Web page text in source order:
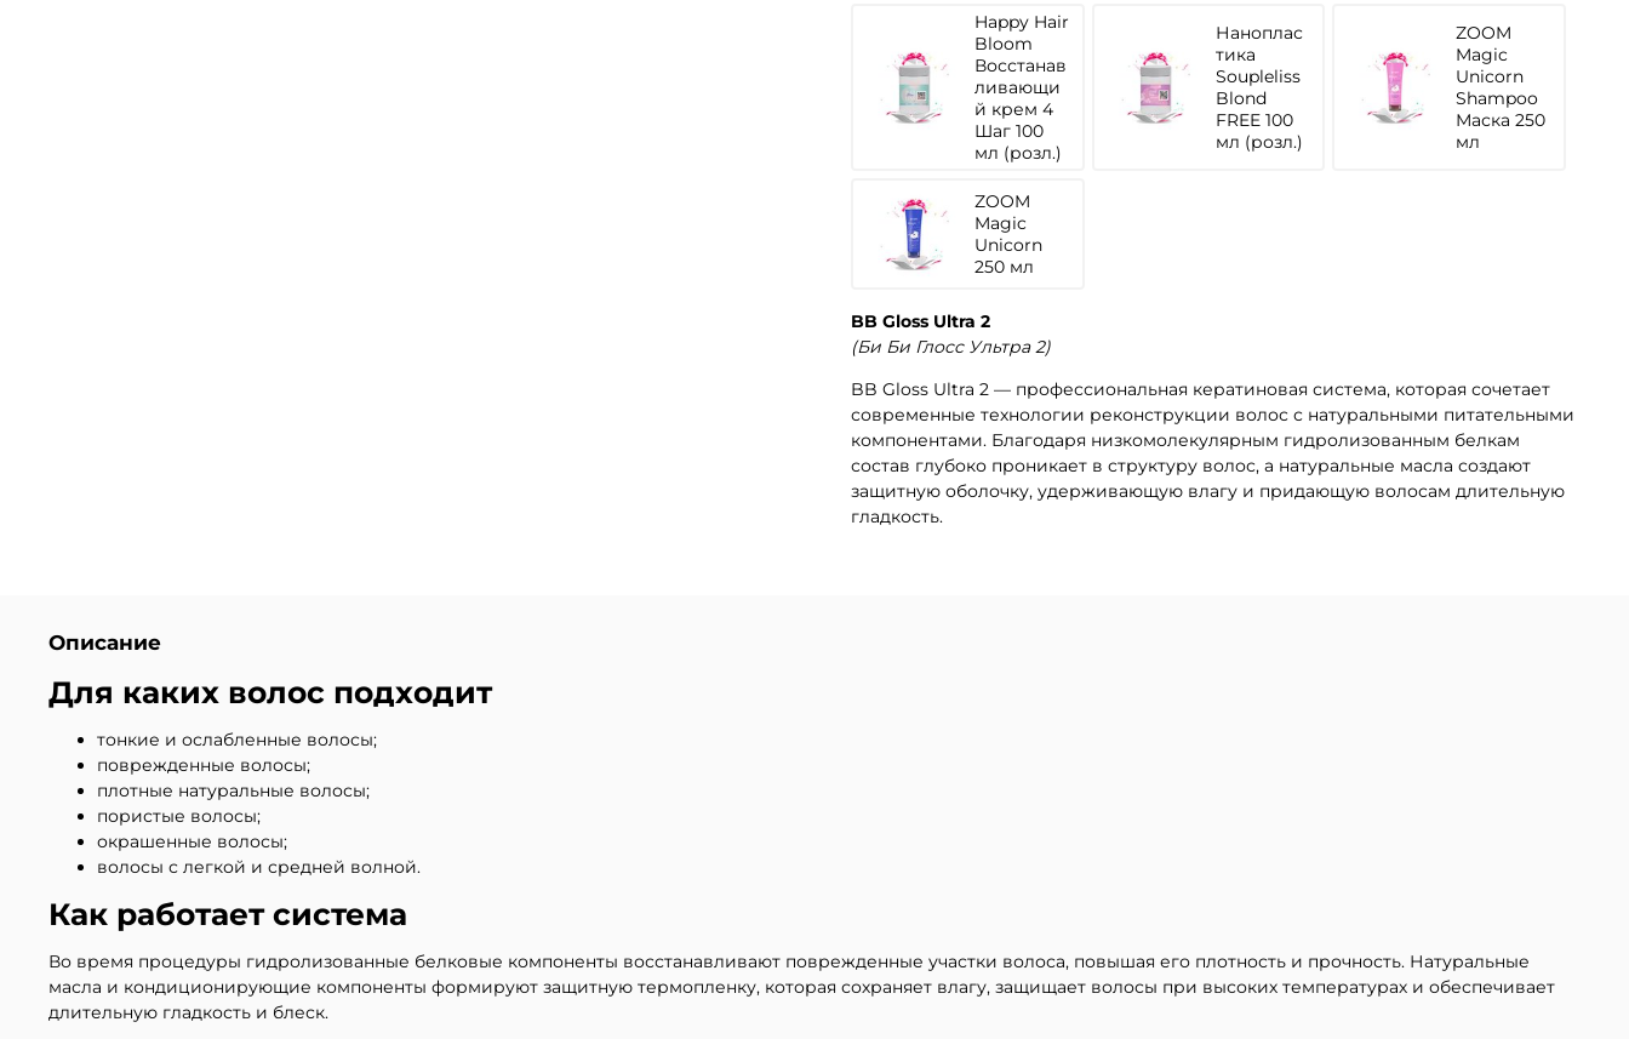
Happy Hair
Bloom
Восстанав
ливающи
й крем 4
Шаг 100
мл (розл.)
Наноплас
тика
Soupleliss
Blond
FREE 100
мл (розл.)
ZOOM
Magic
Unicorn
Shampoo
Маска 250
мл
ZOOM
Magic
Unicorn
250 мл
BB Gloss Ultra 2
(Би Би Глосс Ультра 2)
BB Gloss Ultra 2 — профессиональная кератиновая система, которая сочетает
современные технологии реконструкции волос с натуральными питательными
компонентами. Благодаря низкомолекулярным гидролизованным белкам
состав глубоко проникает в структуру волос, а натуральные масла создают
защитную оболочку, удерживающую влагу и придающую волосам длительную
гладкость.
Описание
Для каких волос подходит
тонкие и ослабленные волосы;
поврежденные волосы;
плотные натуральные волосы;
пористые волосы;
окрашенные волосы;
волосы с легкой и средней волной.
Как работает система
Во время процедуры гидролизованные белковые компоненты восстанавливают поврежденные участки волоса, повышая его плотность и прочность. Натуральные
масла и кондиционирующие компоненты формируют защитную термопленку, которая сохраняет влагу, защищает волосы при высоких температурах и обеспечивает
длительную гладкость и блеск.